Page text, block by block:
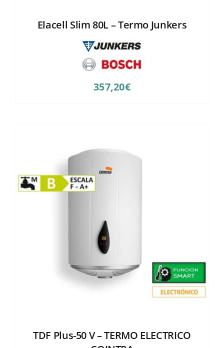
Elacell Slim 80L – Termo Junkers
357,20€
TDF Plus-50 V – TERMO ELECTRICO